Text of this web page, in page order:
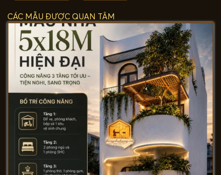
CÁC MẪU ĐƯỢC QUAN TÂM